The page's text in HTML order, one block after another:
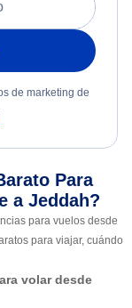
de marketing de
Para
a Jeddah?
para vuelos desde
para viajar, cuándo
volar desde